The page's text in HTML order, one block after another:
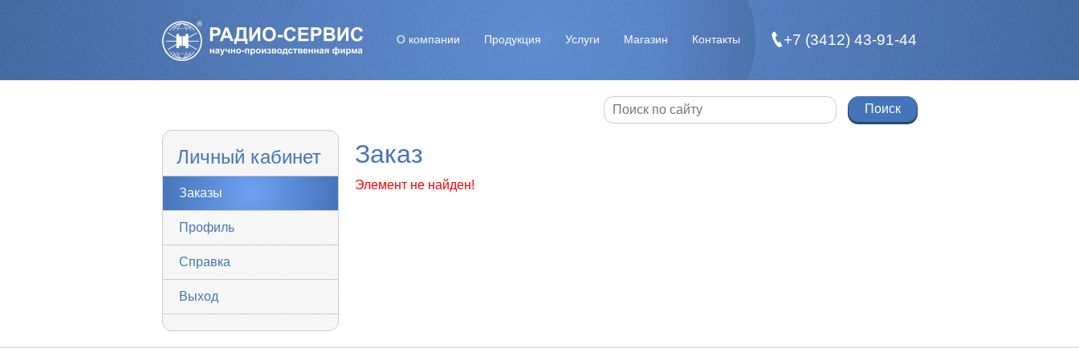
О компании Продукция Услуги Магазин Контакты +7 (3412) 43-91-44
Личный кабинет
Заказы
Профиль
Справка
Выход
Заказ
Элемент не найден!